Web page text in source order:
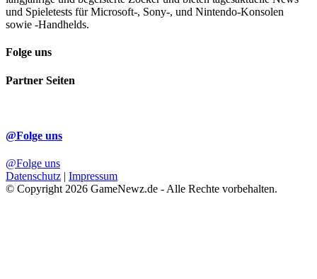
und Spieletests für Microsoft-, Sony-, und Nintendo-Konsolen
sowie -Handhelds.
Folge uns
Partner Seiten
@Folge uns
@Folge uns
Datenschutz | Impressum
© Copyright 2026 GameNewz.de - Alle Rechte vorbehalten.